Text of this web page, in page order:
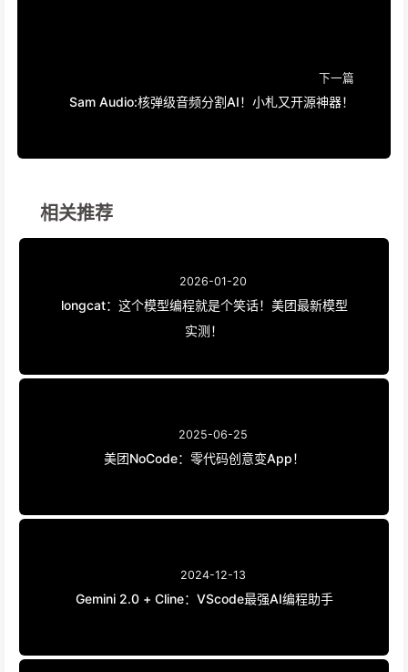
下一篇
Sam Audio:核弹级音频分割AI！小札又开源神器！
相关推荐
2026-01-20
longcat：这个模型编程就是个笑话！美团最新模型
实测！
2025-06-25
美团NoCode：零代码创意变App！
2024-12-13
Gemini 2.0 + Cline：VScode最强AI编程助手